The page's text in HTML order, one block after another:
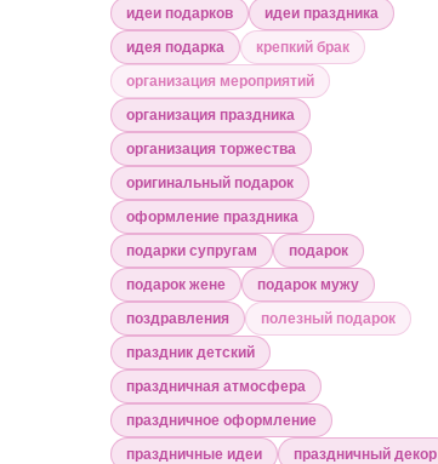
идеи подарков
идеи праздника
идея подарка
крепкий брак
организация мероприятий
организация праздника
организация торжества
оригинальный подарок
оформление праздника
подарки супругам
подарок
подарок жене
подарок мужу
поздравления
полезный подарок
праздник детский
праздничная атмосфера
праздничное оформление
праздничные идеи
праздничный декор